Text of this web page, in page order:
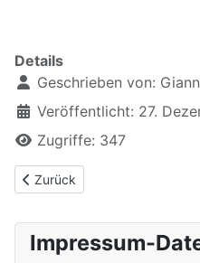
Details
Geschrieben von:
Veröffentlicht: 27.
Zugriffe: 347
Vorheriger Beitrag: ⚽
Zurück
Impressum-